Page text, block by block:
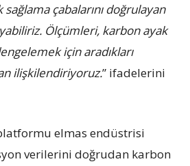
çabalarını doğrulayan
Ölçümleri, karbon ayak
için aradıkları
ilişkilendiriyoruz.” ifadelerini
elmas endüstrisi
verilerini doğrudan karbon